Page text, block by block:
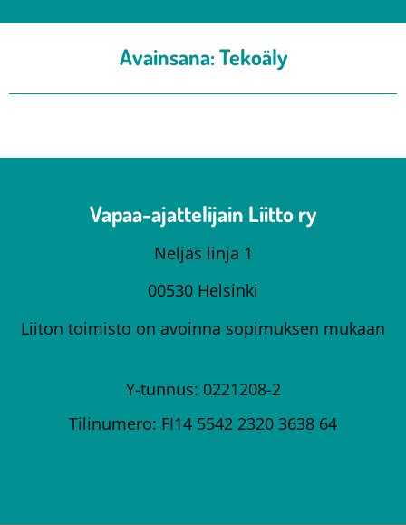
Avainsana:Tekoäly
Vapaa-ajattelijain Liitto ry
Neljäs linja 1
00530 Helsinki
Liiton toimisto on avoinna sopimuksen mukaan
Y-tunnus: 0221208-2
Tilinumero: FI14 5542 2320 3638 64